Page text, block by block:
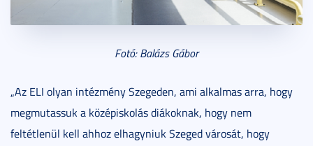
Fotó: Balázs Gábor
„Az ELI olyan intézmény Szegeden, ami alkalmas arra, hogy
megmutassuk a középiskolás diákoknak, hogy nem
feltétlenül kell ahhoz elhagyniuk Szeged városát, hogy